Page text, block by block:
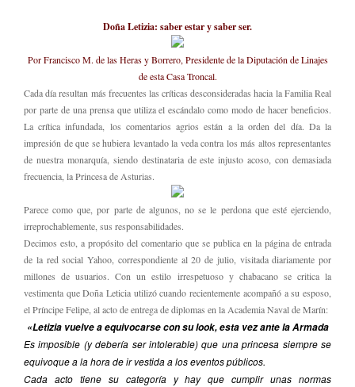
Doña Letizia: saber estar y saber ser.
Por Francisco M. de las Heras y Borrero, Presidente de la Diputación de Linajes
de esta Casa Troncal.
Cada día resultan más frecuentes las críticas desconsideradas hacia la Familia Real
por parte de una prensa que utiliza el escándalo como modo de hacer beneficios.
La crítica infundada, los comentarios agrios están a la orden del día. Da la
impresión de que se hubiera levantado la veda contra los más altos representantes
de nuestra monarquía, siendo destinataria de este injusto acoso, con demasiada
frecuencia, la Princesa de Asturias.
Parece como que, por parte de algunos, no se le perdona que esté ejerciendo,
irreprochablemente, sus responsabilidades.
Decimos esto, a propósito del comentario que se publica en la página de entrada
de la red social Yahoo, correspondiente al 20 de julio, visitada diariamente por
millones de usuarios. Con un estilo irrespetuoso y chabacano se critica la
vestimenta que Doña Leticia utilizó cuando recientemente acompañó a su esposo,
el Príncipe Felipe, al acto de entrega de diplomas en la Academia Naval de Marín:
«Letizia vuelve a equivocarse con su look, esta vez ante la Armada
Es imposible (y debería ser intolerable) que una princesa siempre se
equivoque a la hora de ir vestida a los eventos públicos.
Cada acto tiene su categoría y hay que cumplir unas normas